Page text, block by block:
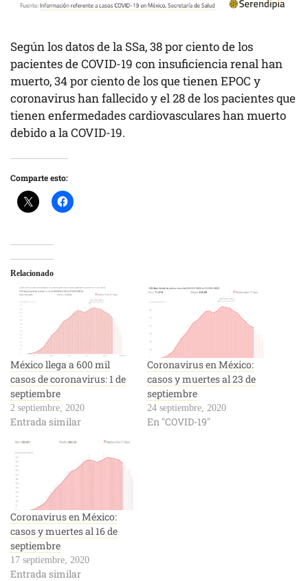
Según los datos de la SSa, 38 por ciento de los
pacientes de COVID-19 con insuficiencia renal han
muerto, 34 por ciento de los que tienen EPOC y
coronavirus han fallecido y el 28 de los pacientes que
tienen enfermedades cardiovasculares han muerto
debido a la COVID-19.
Comparte esto:
Relacionado
México llega a 600 mil
casos de coronavirus: 1 de
septiembre
2 septiembre, 2020
Entrada similar
Coronavirus en México:
casos y muertes al 23 de
septiembre
24 septiembre, 2020
En "COVID-19"
Coronavirus en México:
casos y muertes al 16 de
septiembre
17 septiembre, 2020
Entrada similar